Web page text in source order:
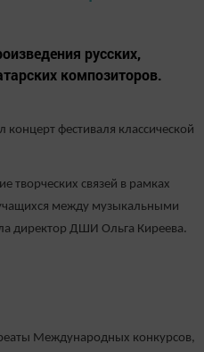
русских,
композиторов.
фестиваля классической
творческих связей в рамках
между музыкальными
директор ДШИ Ольга Киреева.
Международных конкурсов,